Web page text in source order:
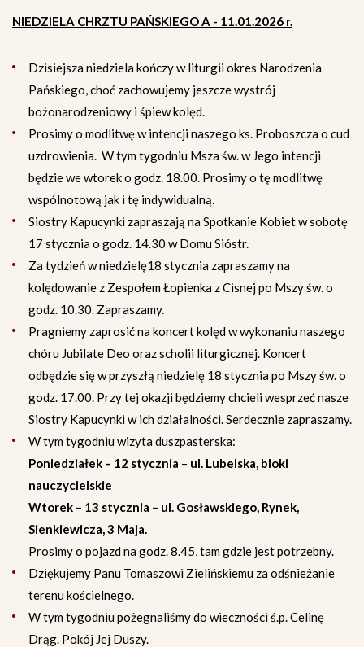
NIEDZIELA CHRZTU PAŃSKIEGO A - 11.01.2026 r.
Dzisiejsza niedziela kończy w liturgii okres Narodzenia
Pańskiego, choć zachowujemy jeszcze wystrój
bożonarodzeniowy i śpiew kolęd.
Prosimy o modlitwę w intencji naszego ks. Proboszcza o cud
uzdrowienia. W tym tygodniu Msza św. w Jego intencji
będzie we wtorek o godz. 18.00. Prosimy o tę modlitwę
wspólnotową jak i tę indywidualną.
Siostry Kapucynki zapraszają na Spotkanie Kobiet w sobotę
17 stycznia o godz. 14.30 w Domu Sióstr.
Za tydzień w niedzielę18 stycznia zapraszamy na
kolędowanie z Zespołem Łopienka z Cisnej po Mszy św. o
godz. 10.30. Zapraszamy.
Pragniemy zaprosić na koncert kolęd w wykonaniu naszego
chóru Jubilate Deo oraz scholii liturgicznej. Koncert
odbędzie się w przyszłą niedzielę 18 stycznia po Mszy św. o
godz. 17.00. Przy tej okazji będziemy chcieli wesprzeć nasze
Siostry Kapucynki w ich działalności. Serdecznie zapraszamy.
W tym tygodniu wizyta duszpasterska:
Poniedziałek – 12 stycznia – ul. Lubelska, bloki
nauczycielskie
Wtorek – 13 stycznia – ul. Gosławskiego, Rynek,
Sienkiewicza, 3 Maja.
Prosimy o pojazd na godz. 8.45, tam gdzie jest potrzebny.
Dziękujemy Panu Tomaszowi Zielińskiemu za odśnieżanie
terenu kościelnego.
W tym tygodniu pożegnaliśmy do wieczności ś.p. Celinę
Drąg. Pokój Jej Duszy.